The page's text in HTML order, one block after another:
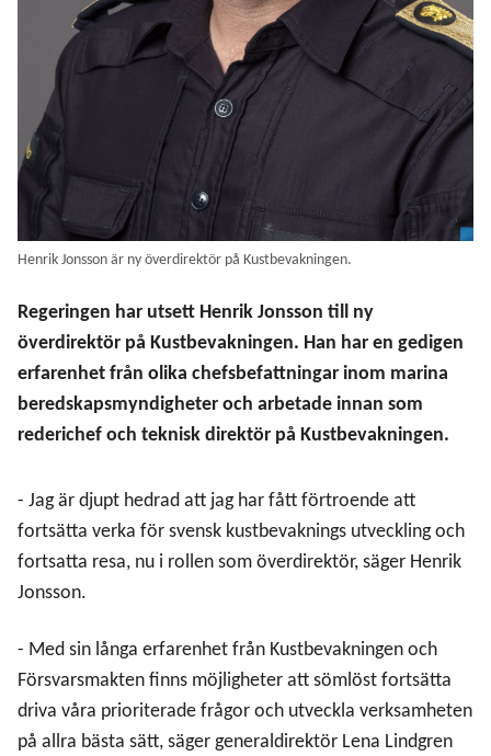
Henrik Jonsson är ny överdirektör på Kustbevakningen.
Regeringen har utsett Henrik Jonsson till ny
överdirektör på Kustbevakningen. Han har en gedigen
erfarenhet från olika chefsbefattningar inom marina
beredskapsmyndigheter och arbetade innan som
rederichef och teknisk direktör på Kustbevakningen.
- Jag är djupt hedrad att jag har fått förtroende att
fortsätta verka för svensk kustbevaknings utveckling och
fortsatta resa, nu i rollen som överdirektör, säger Henrik
Jonsson.
- Med sin långa erfarenhet från Kustbevakningen och
Försvarsmakten finns möjligheter att sömlöst fortsätta
driva våra prioriterade frågor och utveckla verksamheten
på allra bästa sätt, säger generaldirektör Lena Lindgren